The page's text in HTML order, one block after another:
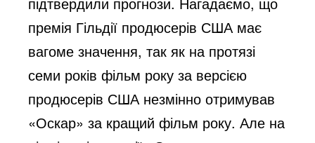
премія Гільдії продюсерів США має
вагоме значення, так як на протязі
семи років фільм року за версією
продюсерів США незмінно отримував
«Оскар» за кращий фільм року. Але на